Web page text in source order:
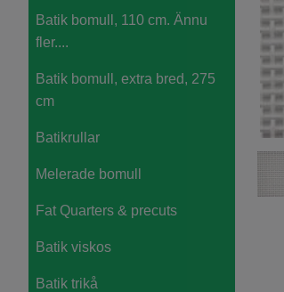
Batik bomull, 110 cm. Ännu
fler....
Batik bomull, extra bred, 275
cm
Batikrullar
Melerade bomull
Fat Quarters & precuts
Batik viskos
Batik trikå